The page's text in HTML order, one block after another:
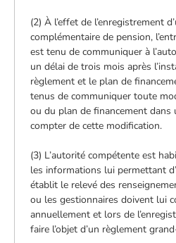
(2) À l’effet de l’enregistrement
complémentaire de pension,
est tenu de communiquer à
un délai de trois mois après
règlement et le plan de
tenus de communiquer toute
ou du plan de financement
compter de cette modification.
(3) L’autorité compétente est
les informations lui permettant
établit le relevé des
ou les gestionnaires doivent lui
annuellement et lors de
faire l’objet d’un règlement